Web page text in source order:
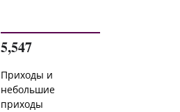
5,547
Приходы и
небольшие
приходы